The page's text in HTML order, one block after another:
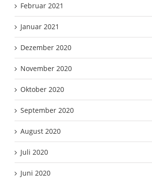
Februar 2021
Januar 2021
Dezember 2020
November 2020
Oktober 2020
September 2020
August 2020
Juli 2020
Juni 2020